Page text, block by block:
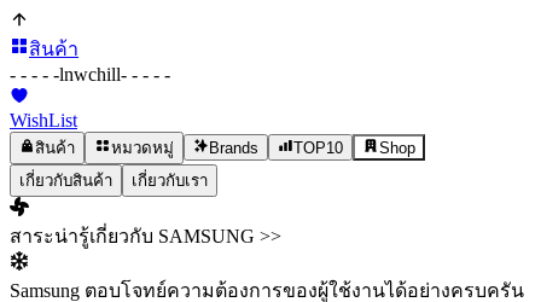
สินค้า
- - - - -lnwchill- - - - -
WishList
สินค้า หมวดหมู่ Brands TOP10
Shop
เกี่ยวกับสินค้า
เกี่ยวกับเรา
สาระน่ารู้เกี่ยวกับ SAMSUNG >>
Samsung ตอบโจทย์ความต้องการของผู้ใช้งานได้อย่างครบครัน